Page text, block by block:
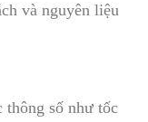
và nguyên liệu
thông số như tốc